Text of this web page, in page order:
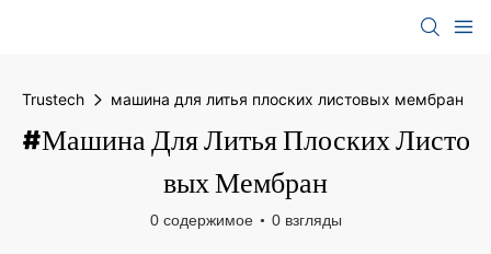
Trustech машина для литья плоских листовых мембран
#машина Для Литья Плоских Листо
Вых Мембран
0 содержимое 0 взгляды